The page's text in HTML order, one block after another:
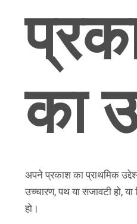
का
अपने प्रकाश का प्राथमिक
उच्चारण, पथ या सजावटी हो,
हो।